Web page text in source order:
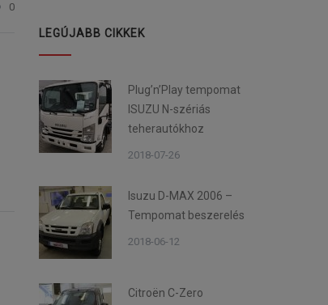
0
LEGÚJABB CIKKEK
Plug’n’Play tempomat
ISUZU N-szériás
teherautókhoz
2018-07-26
Isuzu D-MAX 2006 –
Tempomat beszerelés
2018-06-12
Citroën C-Zero